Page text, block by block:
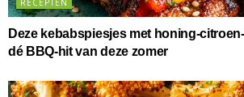
Deze kebabspiesjes met honing-
dé BBQ-hit van deze zomer